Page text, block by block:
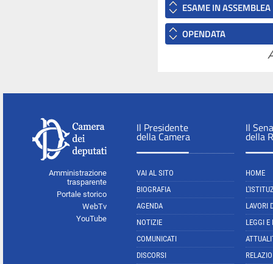
ESAME IN ASSEMBLEA
OPENDATA
Amministrazione
trasparente
Portale storico
WebTv
YouTube
Il Presidente
della Camera
VAI AL SITO
BIOGRAFIA
AGENDA
NOTIZIE
COMUNICATI
DISCORSI
Il
della
HOME
LAVORI
LEGGI E